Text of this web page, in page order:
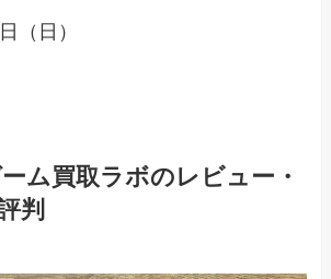
（日）
ム買取ラボのレビュー・
判